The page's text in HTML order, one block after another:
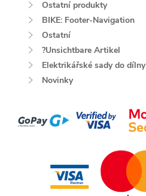
Ostatní produkty
BIKE: Footer-Navigation
Ostatní
?Unsichtbare Artikel
Elektrikářské sady do dílny
Novinky